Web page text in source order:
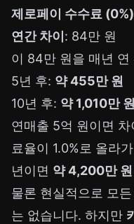
제로페이 수수료 (0%)
연간 차이 : 84만 원
이 84만 원을 매년
5년 후: 약 455만 원
10년 후: 약 1,010만 원
연매출 5억 원이면
료율이 1.0%로 올라
년이면 약 4,200만 원
물론 현실적으로 모
는 없습니다. 하지만